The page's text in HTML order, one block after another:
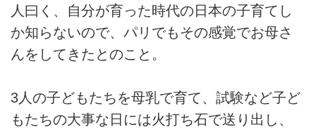
人曰く、自分が育った時代の日本の子育てし
か知らないので、パリでもその感覚でお母さ
んをしてきたとのこと。
3人の子どもたちを母乳で育て、試験など子ど
もたちの大事な日には火打ち石で送り出し、